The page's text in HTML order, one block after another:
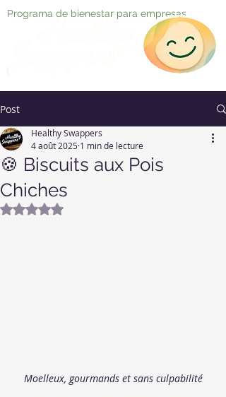
Programa de bienestar para empresas
Post
🍪 Biscuits aux Pois
Chiches
Healthy Swappers
4 août 2025 1 min de lecture
Noté NaN étoiles sur 5.
Moelleux, gourmands et sans culpabilité